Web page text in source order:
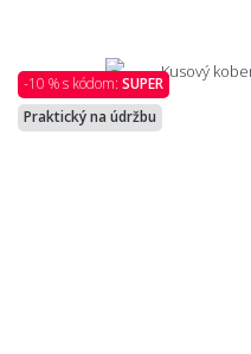
-10 % s kódom: SUPER
Praktický na údržbu